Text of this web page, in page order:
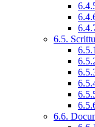
6.5.
6.6.